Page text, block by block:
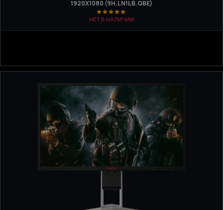
1920Х1080 (9H.LN1LB.QBE)
НЕТ В НАЛИЧИИ